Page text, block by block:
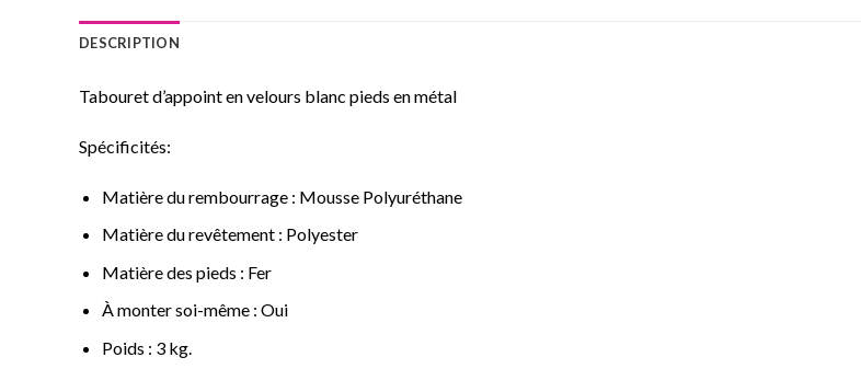
DESCRIPTION
Tabouret d’appoint en velours blanc pieds en métal
Spécificités:
Matière du rembourrage : Mousse Polyuréthane
Matière du revêtement : Polyester
Matière des pieds : Fer
À monter soi-même : Oui
Poids : 3 kg.